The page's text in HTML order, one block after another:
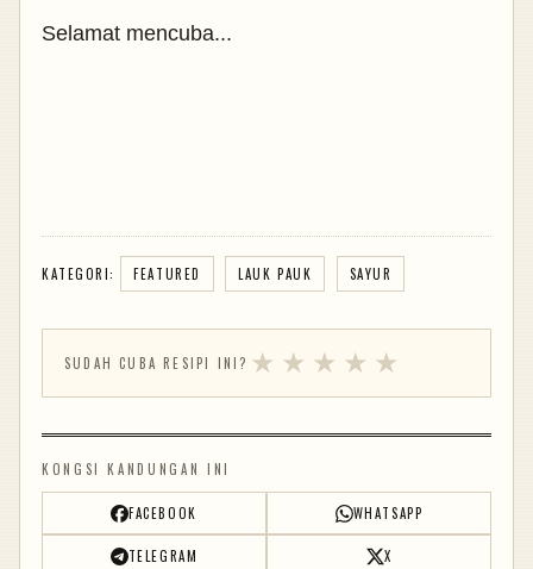
Selamat mencuba...
KATEGORI: FEATURED LAUK PAUK SAYUR
SUDAH CUBA RESIPI INI? ★ ★ ★ ★ ★
KONGSI KANDUNGAN INI
FACEBOOK WHATSAPP
TELEGRAM X